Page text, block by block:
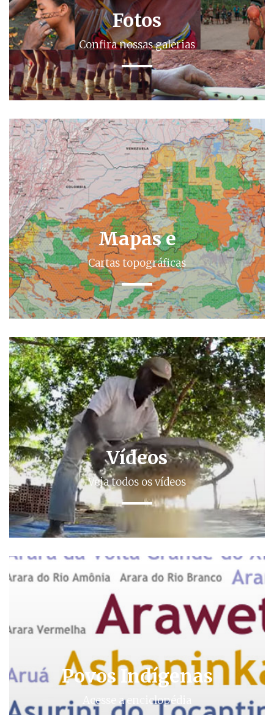
Fotos
Confira nossas galerias
Mapas e
Cartas topográficas
Vídeos
Veja todos os vídeos
Povos Indígenas
Acesse a enciclopédia